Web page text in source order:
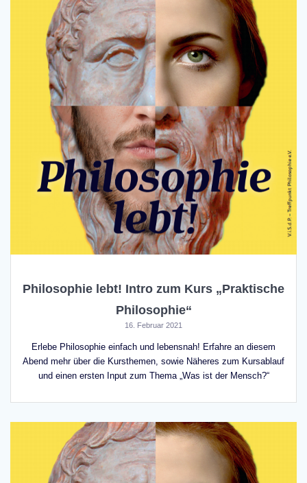
Philosophie lebt! Intro zum Kurs „Praktische
Philosophie“
16. Februar 2021
Erlebe Philosophie einfach und lebensnah! Erfahre an diesem
Abend mehr über die Kursthemen, sowie Näheres zum Kursablauf
und einen ersten Input zum Thema „Was ist der Mensch?“